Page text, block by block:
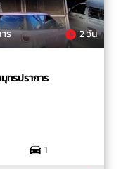
ร 2 วัน
ทรปราการ
1